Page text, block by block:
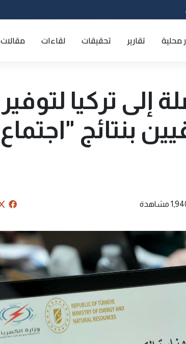
محلية تقارير تحقيقات لقاءات مقالات
إلى تركيا لتوفير
بنتائج "اجتماع
مشاهدة